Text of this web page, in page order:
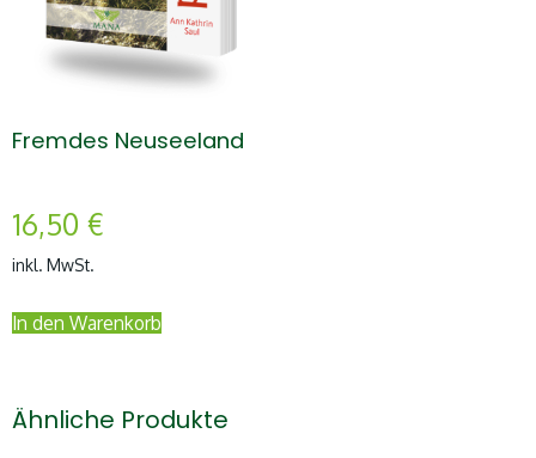
Fremdes Neuseeland
16,50 €
inkl. MwSt.
In den Warenkorb
Ähnliche Produkte